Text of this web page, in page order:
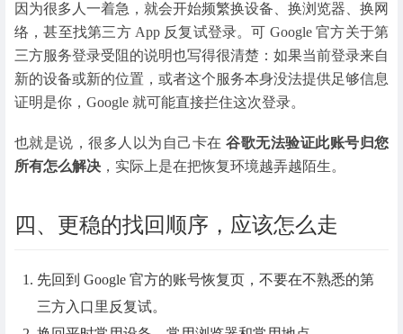
因为很多人一着急，就会开始频繁换设备、换浏览器、换网
络，甚至找第三方 App 反复试登录。可 Google 官方关于第
三方服务登录受阻的说明也写得很清楚：如果当前登录来自
新的设备或新的位置，或者这个服务本身没法提供足够信息
证明是你，Google 就可能直接拦住这次登录。
也就是说，很多人以为自己卡在谷歌无法验证此账号归您
所有怎么解决 ，实际上是在把恢复环境越弄越陌生。
四、更稳的找回顺序，应该怎么走
先回到 Google 官方的账号恢复页，不要在不熟悉的第
三方入口里反复试。